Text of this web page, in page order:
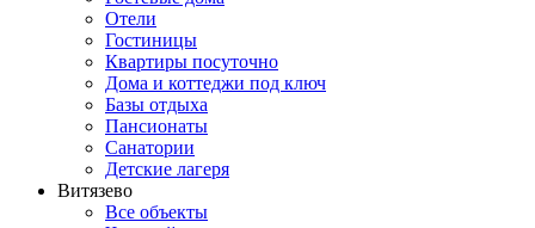
Отели
Гостиницы
Квартиры посуточно
Дома и коттеджи под ключ
Базы отдыха
Пансионаты
Санатории
Детские лагеря
Витязево
Все объекты